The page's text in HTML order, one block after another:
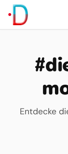
Entdecke